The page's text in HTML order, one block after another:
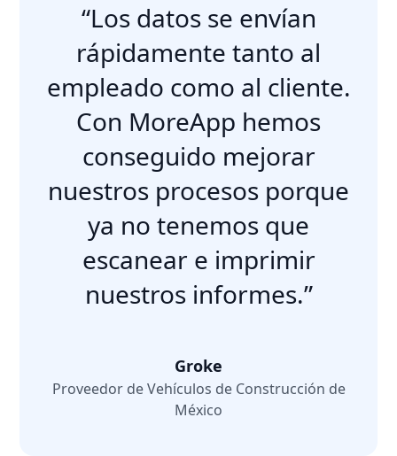
“Los datos se envían
rápidamente tanto al
empleado como al cliente.
Con MoreApp hemos
conseguido mejorar
nuestros procesos porque
ya no tenemos que
escanear e imprimir
nuestros informes.”
Groke
Proveedor de Vehículos de Construcción de
México